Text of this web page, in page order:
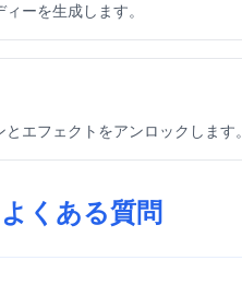
ーを生成します。
エフェクトをアンロックします。
くある質問